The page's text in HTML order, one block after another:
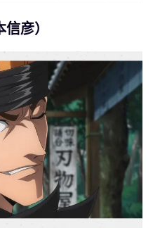
彦）